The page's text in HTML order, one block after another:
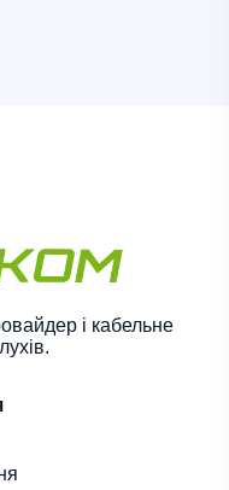
і кабельне